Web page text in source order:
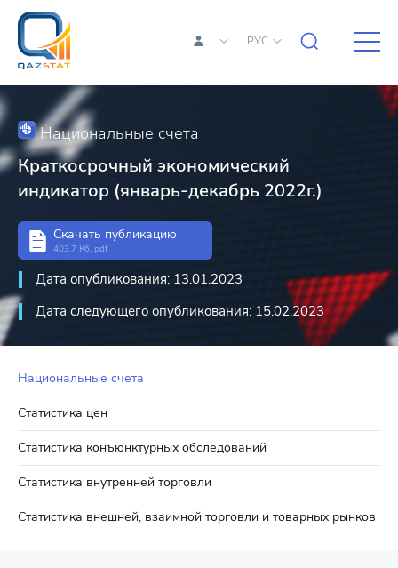
РУС
Национальные счета
Статистика цен
Статистика конъюнктурных обследований
Статистика внутренней торговли
Статистика внешней, взаимной торговли и товарных рынков
Национальные счета
Краткосрочный экономический
индикатор (январь-декабрь 2022г.)
Скачать публикацию
403.7 Кб, pdf
Дата опубликования: 13.01.2023
Дата следующего опубликования: 15.02.2023